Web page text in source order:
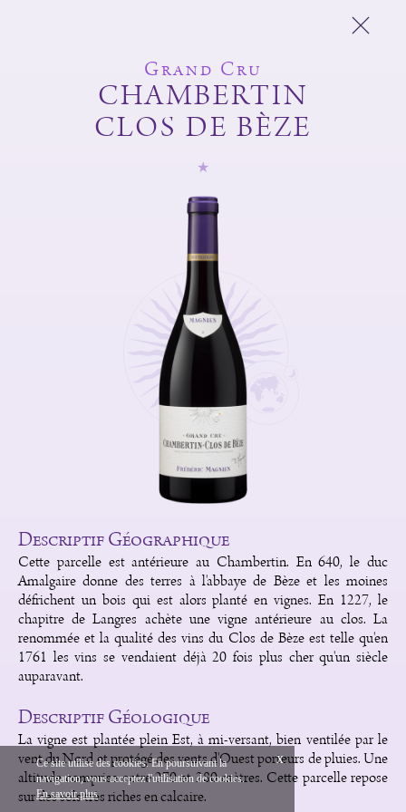
Domaine Michel
L'esprit du domaine
English Mentions Légales
Grand Cru
CHAMBERTIN
CLOS DE BÈZE
Descriptif Géographique
Cette parcelle est antérieure au Chambertin. En 640, le duc
Amalgaire donne des terres à l'abbaye de Bèze et les moines
défrichent un bois qui est alors planté en vignes. En 1227, le
chapitre de Langres achète une vigne antérieure au clos. La
renommée et la qualité des vins du Clos de Bèze est telle qu'en
1761 les vins se vendaient déjà 20 fois plus cher qu'un siècle
auparavant.
Descriptif Géologique
La vigne est plantée plein Est, à mi-versant, bien ventilée par le
vent du Nord et protégé des vents d'Ouest porteurs de pluies. Une
altitude comprise entre 270 et 280 mètres. Cette parcelle repose
sur des sols très riches en calcaire.
Ce site utilise des cookies. En poursuivant la
navigation, vous acceptez l'utilisation de cookies.
En savoir plus
x